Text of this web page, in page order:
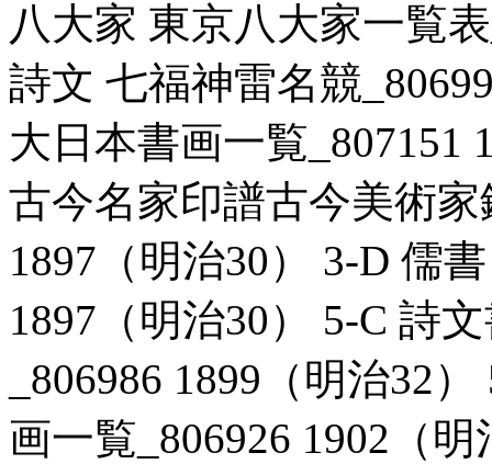
八大家 東京八大家一覧
詩文 七福神雷名競
大日本書画一覧_807151
古今名家印譜古今美術
1897（明治30） 3-D 儒
1897（明治30） 5-C 詩
_806986 1899（明治32
画一覧_806926 1902（